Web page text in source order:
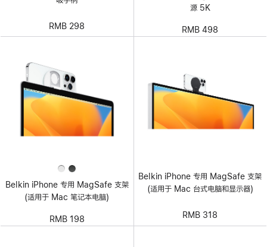
RMB 298
源 5K
RMB 498
Belkin iPhone 专用 MagSafe 支架
(适用于 Mac 笔记本电脑)
RMB 198
Belkin iPhone 专用 MagSafe 支架
(适用于 Mac 台式电脑和显示器)
RMB 318